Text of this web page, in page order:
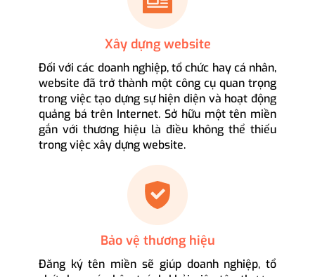
Xây dựng website
Đối với các doanh nghiệp, tổ chức hay cá nhân,
website đã trở thành một công cụ quan trọng
trong việc tạo dựng sự hiện diện và hoạt động
quảng bá trên Internet. Sở hữu một tên miền
gắn với thương hiệu là điều không thể thiếu
trong việc xây dựng website.
Bảo vệ thương hiệu
Đăng ký tên miền sẽ giúp doanh nghiệp, tổ